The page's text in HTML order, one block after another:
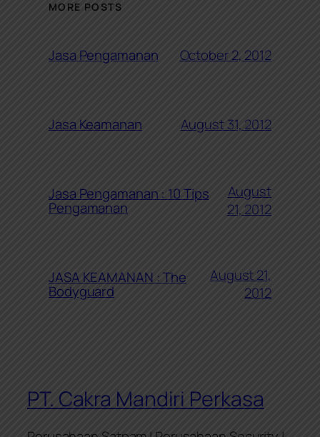
MORE POSTS
Jasa Pengamanan October 2, 2012
Jasa Keamanan August 31, 2012
Jasa Pengamanan : 10 Tips
Pengamanan
August
21, 2012
JASA KEAMANAN : The
Bodyguard
August 21,
2012
PT. Cakra Mandiri Perkasa